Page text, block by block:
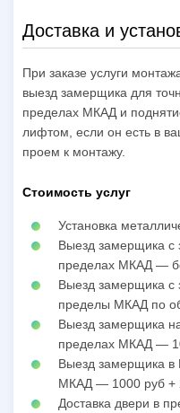
Доставка и
При заказе услуги
выезд замерщика для
пределах МКАД и
лифтом, если он есть в
проем к монтажу.
Стоимость услуг
Установка
Выезд замерщика с
пределах МКАД —
Выезд замерщика с
пределы МКАД по
Выезд замерщика
пределах МКАД —
Выезд замерщика в
МКАД — 1000 руб +
Доставка двери в